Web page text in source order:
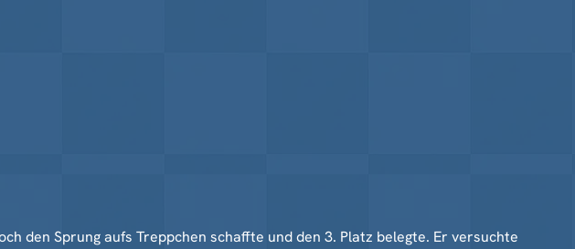
den Sprung aufs Treppchen schaffte und den 3. Platz belegte. Er versuchte